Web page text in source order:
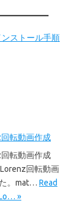
ストール手順
転動画作成
転動画作成
回転動画
。mat… Read
»